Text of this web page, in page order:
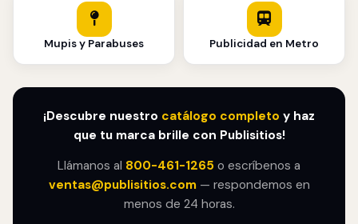
Mupis y Parabuses Publicidad en Metro
¡Descubre nuestro catálogo completo y haz
que tu marca brille con Publisitios!
Llámanos al 800-461-1265 o escríbenos a
ventas@publisitios.com— respondemos en
menos de 24 horas.